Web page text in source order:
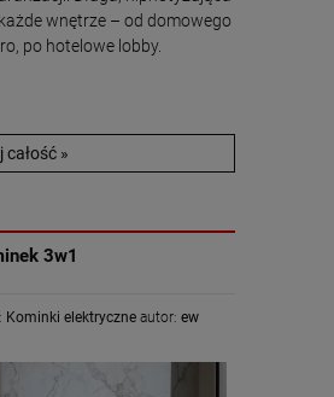
wnętrze – od domowego
po hotelowe lobby.
całość »
3w1
Kominki elektryczne autor:ew